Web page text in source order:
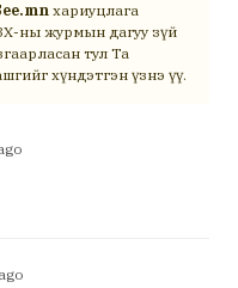
хариуцлага
ны журмын дагуу зүй
тул Та
хүндэтгэн үзнэ үү.